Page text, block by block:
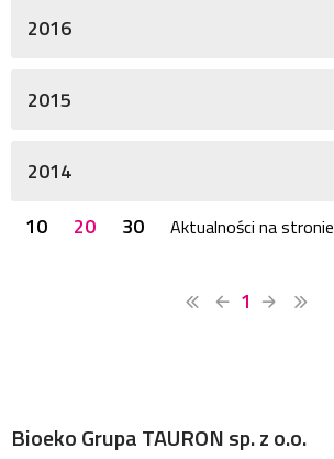
2016
2015
2014
10
20 30 Aktualności na stronie
1
Bioeko Grupa TAURON sp. z o.o.